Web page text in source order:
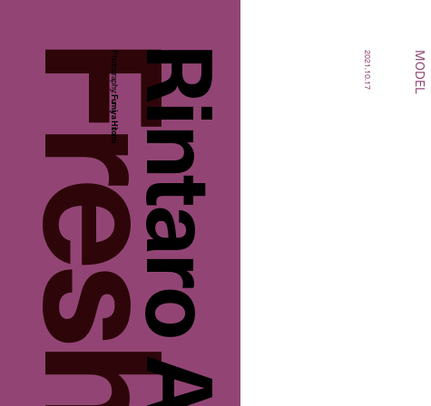
Photography:
Fumiya Hitomi
MODEL
2021.10.17